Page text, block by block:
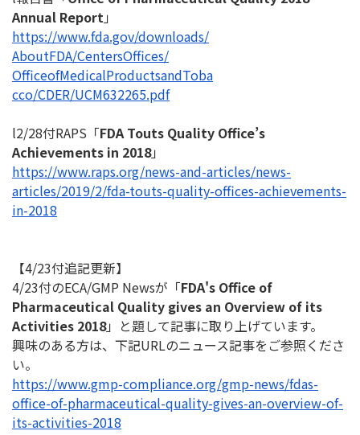
Annual Report」
https://www.fda.gov/downloads/
AboutFDA/CentersOffices/
OfficeofMedicalProductsandToba
cco/CDER/UCM632265.pdf
l2/28付RAPS「FDA Touts Quality Office’s
Achievements in 2018」
https://www.raps.org/news-and-articles/news-
articles/2019/2/fda-touts-quality-offices-achievements-
in-2018
【4/23付追記更新】
4/23付のECA/GMP Newsが「FDA's Office of
Pharmaceutical Quality gives an Overview of its
Activities 2018」と題して記事に取り上げています。
興味のある方は、下記URLのニュース記事をご参照くださ
い。
https://www.gmp-compliance.org/gmp-news/fdas-
office-of-pharmaceutical-quality-gives-an-overview-of-
its-activities-2018